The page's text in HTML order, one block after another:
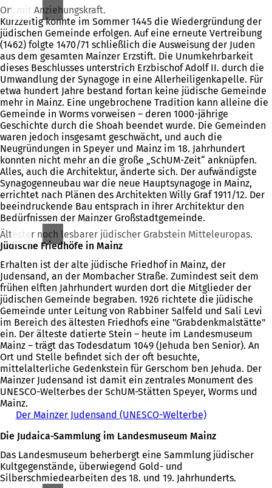
Ort mit Anziehungskraft.
Kurzzeitig konnte im Sommer 1445 die Wiedergründung der
jüdischen Gemeinde erfolgen. Auf eine erneute Vertreibung
(1462) folgte 1470/71 schließlich die Ausweisung der Juden
aus dem gesamten Mainzer Erzstift. Die Unumkehrbarkeit
dieses Beschlusses unterstrich Erzbischof Adolf II. durch die
Umwandlung der Synagoge in eine Allerheiligenkapelle. Für
etwa hundert Jahre bestand fortan keine jüdische Gemeinde
mehr in Mainz. Eine ungebrochene Tradition kann alleine die
Gemeinde in Worms vorweisen – deren 1000-jährige
Geschichte durch die Shoah beendet wurde. Die Gemeinden
waren jedoch insgesamt geschwächt, und auch die
Neugründungen in Speyer und Mainz im 18. Jahrhundert
konnten nicht mehr an die große „SchUM-Zeit“ anknüpfen.
Alles, auch die Architektur, änderte sich. Der aufwändigste
Synagogenneubau war die neue Hauptsynagoge in Mainz,
errichtet nach Plänen des Architekten Willy Graf 1911/12. Der
beeindruckende Bau entsprach in ihrer Architektur den
Bedürfnissen der Mainzer Großstadtgemeinde.
Ältester noch lesbarer jüdischer Grabstein Mitteleuropas.
Jüdische Friedhöfe in Mainz
Erhalten ist der alte jüdische Friedhof in Mainz, der
Judensand, an der Mombacher Straße. Zumindest seit dem
frühen elften Jahrhundert wurden dort die Mitglieder der
jüdischen Gemeinde begraben. 1926 richtete die jüdische
Gemeinde unter Leitung von Rabbiner Salfeld und Sali Levi
im Bereich des ältesten Friedhofs eine "Grabdenkmalstätte"
ein. Der älteste datierte Stein – heute im Landesmuseum
Mainz – trägt das Todesdatum 1049 (Jehuda ben Senior). An
Ort und Stelle befindet sich der oft besuchte,
mittelalterliche Gedenkstein für Gerschom ben Jehuda. Der
Mainzer Judensand ist damit ein zentrales Monument des
UNESCO-Welterbes der SchUM-Stätten Speyer, Worms und
Mainz.
Der Mainzer Judensand (UNESCO-Welterbe)
Die Judaica-Sammlung im Landesmuseum Mainz
Das Landesmuseum beherbergt eine Sammlung jüdischer
Kultgegenstände, überwiegend Gold- und
Silberschmiedearbeiten des 18. und 19. Jahrhunderts.